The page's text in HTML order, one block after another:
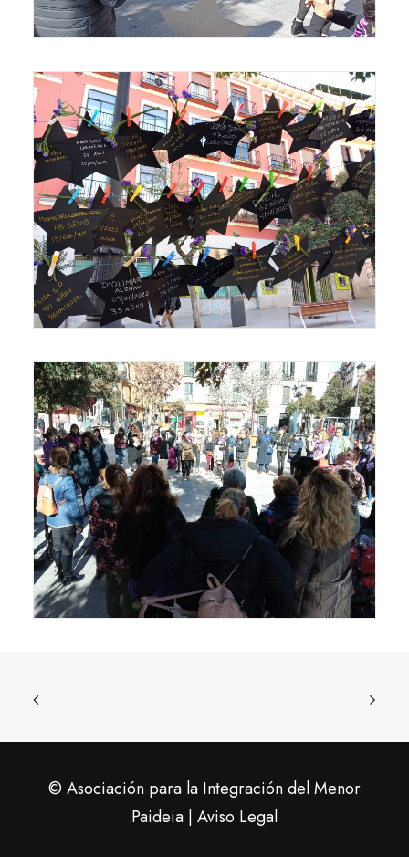
© Asociación para la Integración del Menor
Paideia | Aviso Legal